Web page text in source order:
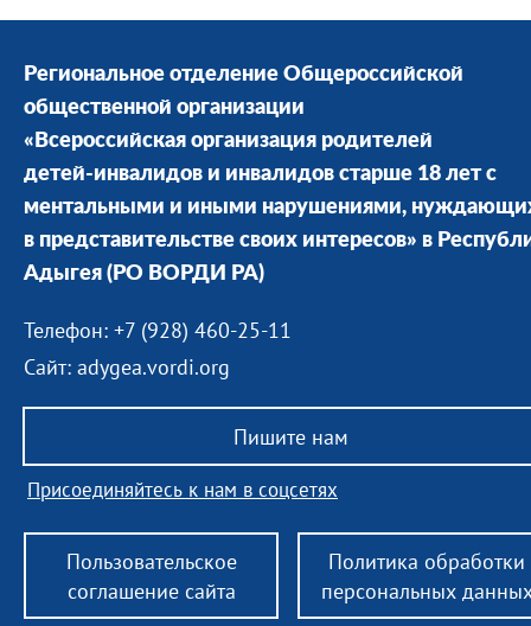
Региональное отделение Общероссийской
общественной организации
«Всероссийская организация родителей
детей-инвалидов и инвалидов старше 18 лет с
ментальными и иными нарушениями,
в представительстве своих интересов» в
Адыгея (РО ВОРДИ РА)
Телефон: +7 (928) 460-25-11
Сайт: adygea.vordi.org
Пишите нам
Присоединяйтесь к нам в соцсетях
Пользовательское
соглашение сайта
Политика обработки
персональных